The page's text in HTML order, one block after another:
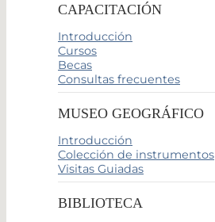
CAPACITACIÓN
Introducción
Cursos
Becas
Consultas frecuentes
MUSEO GEOGRÁFICO
Introducción
Colección de instrumentos
Visitas Guiadas
BIBLIOTECA